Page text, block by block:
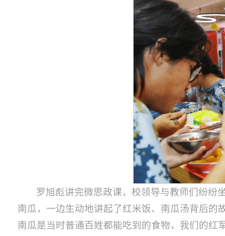
罗旭彪讲完微思政课，校领导与教师们纷纷
南瓜，一边生动地讲起了红米饭、南瓜汤背后的
南瓜是当时普通百姓都能吃到的食物，我们的红